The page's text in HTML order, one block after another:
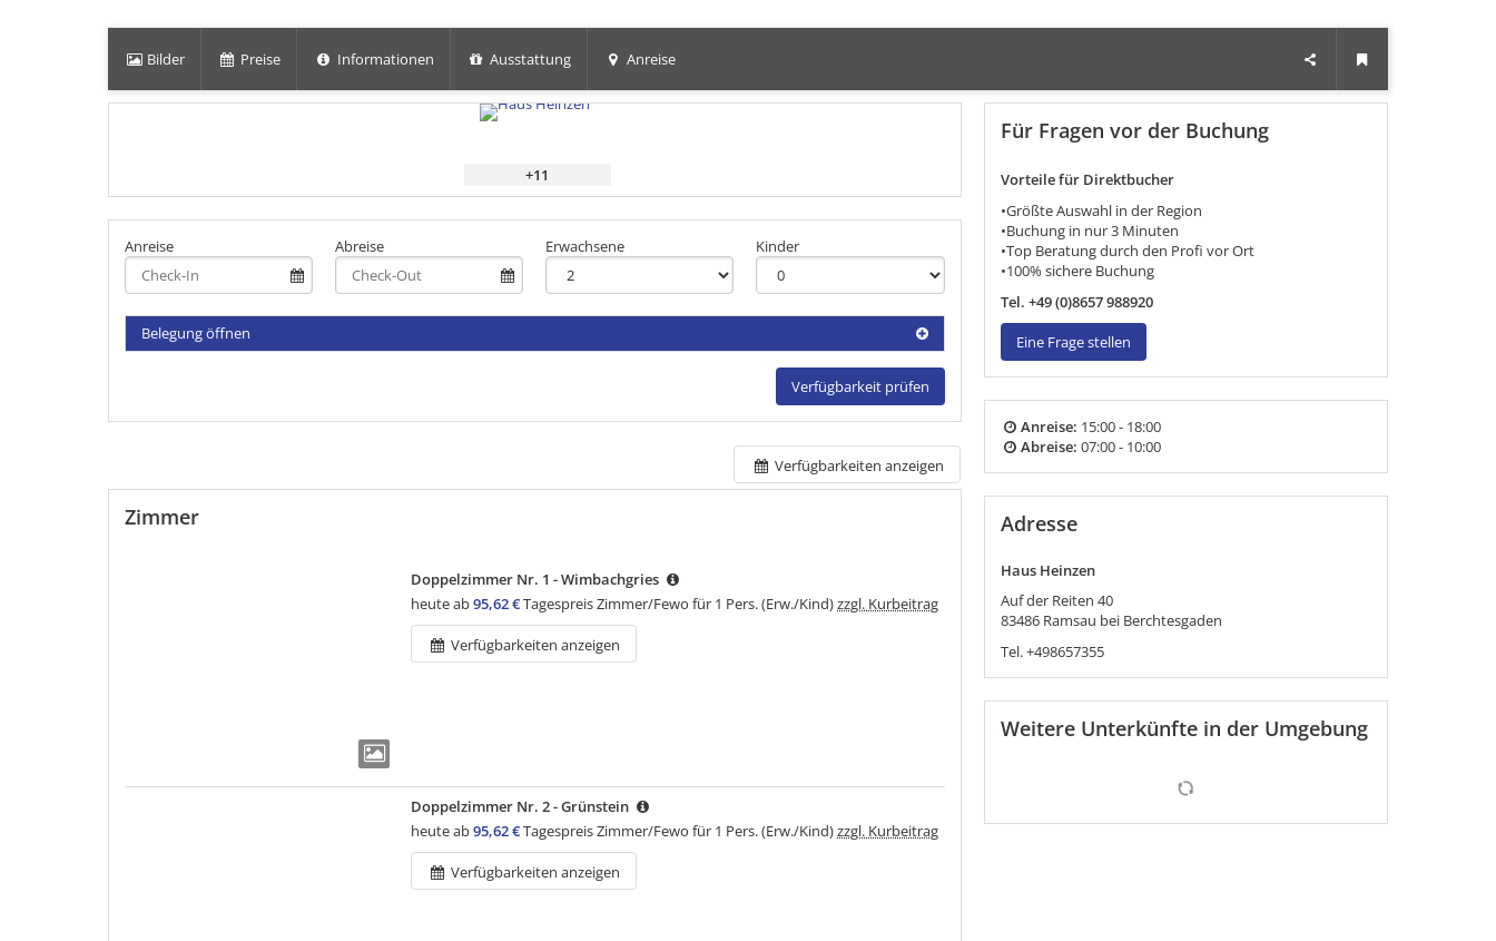
Bilder Preise Informationen Ausstattung Anreise
+11
Anreise Abreise Erwachsene Kinder
Belegung öffnen
Verfügbarkeit prüfen
Verfügbarkeiten anzeigen
Zimmer
Doppelzimmer Nr. 1 - Wimbachgries
heute ab95,62 €Tagespreis Zimmer/Fewo für 1 Pers. (Erw./Kind)zzgl. Kurbeitrag
Verfügbarkeiten anzeigen
Doppelzimmer Nr. 2 - Grünstein
heute ab95,62 €Tagespreis Zimmer/Fewo für 1 Pers. (Erw./Kind)zzgl. Kurbeitrag
Verfügbarkeiten anzeigen
Für Fragen vor der Buchung
Vorteile für Direktbucher
•Größte Auswahl in der Region
•Buchung in nur 3 Minuten
•Top Beratung durch den Profi vor Ort
•100% sichere Buchung
Tel. +49 (0)8657 988920
Eine Frage stellen
Anreise: 15:00 - 18:00
Abreise: 07:00 - 10:00
Adresse
Haus Heinzen
Auf der Reiten 40
83486 Ramsau bei Berchtesgaden
Tel.+498657355
Weitere Unterkünfte in der Umgebung